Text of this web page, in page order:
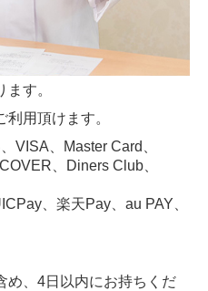
す。
用頂けます。
VISA、Master Card、
、Diners Club、
、楽天Pay、au PAY、
め、4日以内にお持ちくだ